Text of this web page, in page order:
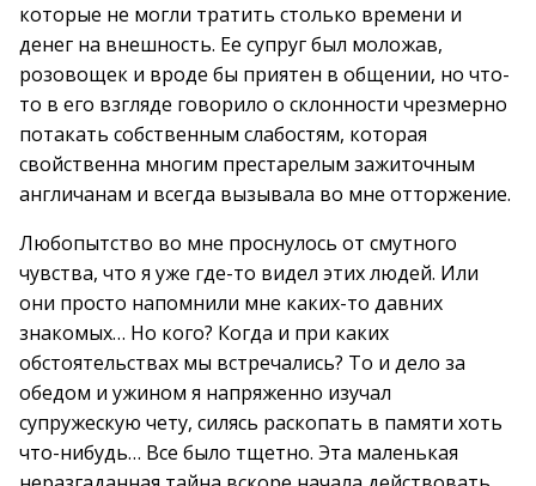
которые не могли тратить столько времени и
денег на внешность. Ее супруг был моложав,
розовощек и вроде бы приятен в общении, но что-
то в его взгляде говорило о склонности чрезмерно
потакать собственным слабостям, которая
свойственна многим престарелым зажиточным
англичанам и всегда вызывала во мне отторжение.
Любопытство во мне проснулось от смутного
чувства, что я уже где-то видел этих людей. Или
они просто напомнили мне каких-то давних
знакомых… Но кого? Когда и при каких
обстоятельствах мы встречались? То и дело за
обедом и ужином я напряженно изучал
супружескую чету, силясь раскопать в памяти хоть
что-нибудь… Все было тщетно. Эта маленькая